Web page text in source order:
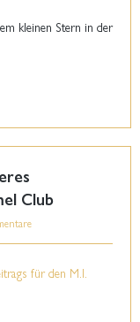
kleinen Stern in der
Club